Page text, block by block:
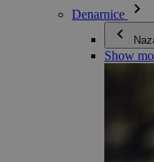
Denarnice
Show